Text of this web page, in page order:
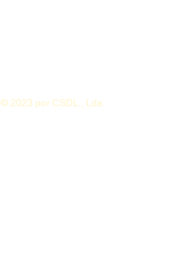
© 2023